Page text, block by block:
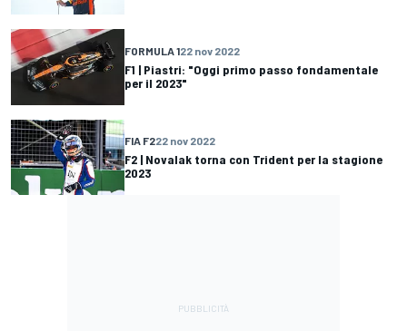
FORMULA 122 nov 2022
F1 | Piastri: "Oggi primo passo fondamentale
per il 2023"
FIA F222 nov 2022
F2 | Novalak torna con Trident per la stagione
2023